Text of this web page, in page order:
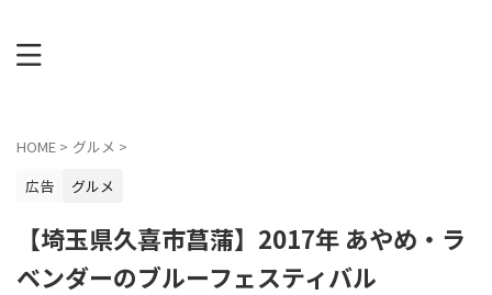
HOME > グルメ >
広告
グルメ
【埼玉県久喜市菖蒲】2017年 あやめ・ラ
ベンダーのブルーフェスティバル